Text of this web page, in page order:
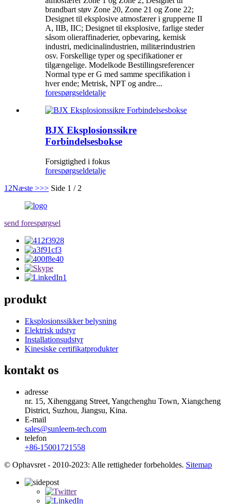
brandbart støv Zone 20, Zone 21 og Zone 22;
Designet til eksplosive atmosfærer i grupperne II
A, IIB, IIC; Designet til eksplosive, farlige steder
såsom olieraffinaderier, opbevaring, kemisk
industri, medicinalindustrien, militærindustrien
osv. Forskellige typer og specifikationer er
tilgængelige. Modelkode Bestillingsreferencer
Normal type er G med samme specifikation i
hver ende; Metrisk, NPT og andre...
forespørgseldetalje
BJX Eksplosionssikre
Forbindelsesbokse
Forsigtighed i fokus
forespørgseldetalje
1 2Næste >>> Side 1 / 2
send forespørgsel
produkt
Eksplosionssikker belysning
Elektrisk udstyr
Installationsudstyr
Kinesiske certifikatprodukter
kontakt os
adresse
nr. 15, Xihenggang Street, Yangchenghu Town, Xiangcheng
District, Suzhou, Jiangsu, Kina.
E-mail
sales@sunleem-tech.com
telefon
+86-15001721558
© Ophavsret - 2010-2023: Alle rettigheder forbeholdes. Sitemap